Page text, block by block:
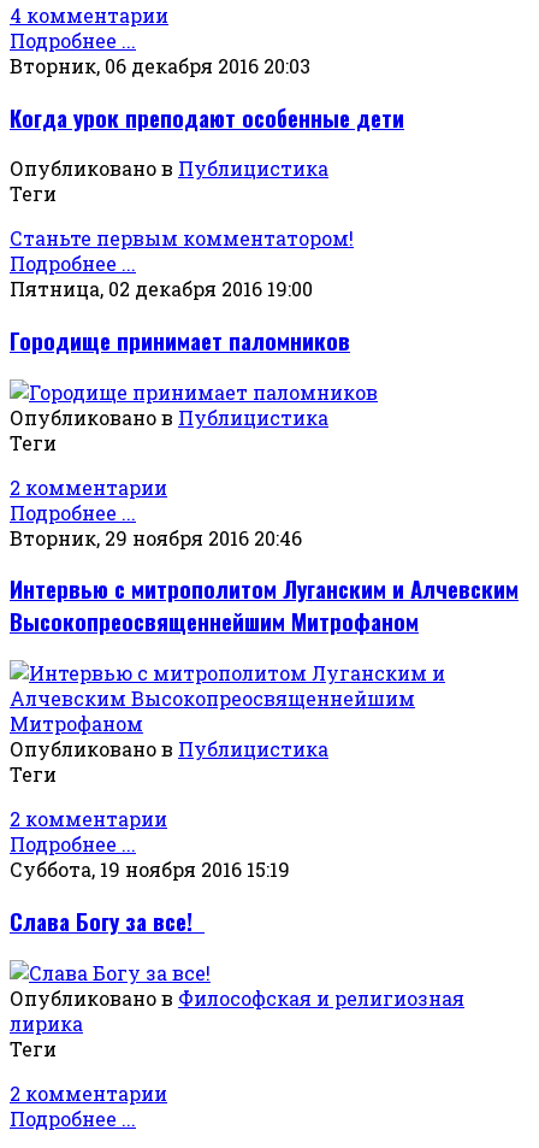
4 комментарии
Подробнее ...
Вторник, 06 декабря 2016 20:03
Когда урок преподают особенные дети
Опубликовано в Публицистика
Теги
Станьте первым комментатором!
Подробнее ...
Пятница, 02 декабря 2016 19:00
Городище принимает паломников
Опубликовано в Публицистика
Теги
2 комментарии
Подробнее ...
Вторник, 29 ноября 2016 20:46
Интервью с митрополитом Луганским и Алчевским
Высокопреосвященнейшим Митрофаном
Опубликовано в Публицистика
Теги
2 комментарии
Подробнее ...
Суббота, 19 ноября 2016 15:19
Слава Богу за все!
Опубликовано в Философская и религиозная
лирика
Теги
2 комментарии
Подробнее ...